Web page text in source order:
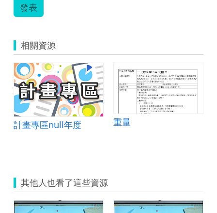
發表
相關資源
計畫專區null年度 重量
其他人也看了這些資源